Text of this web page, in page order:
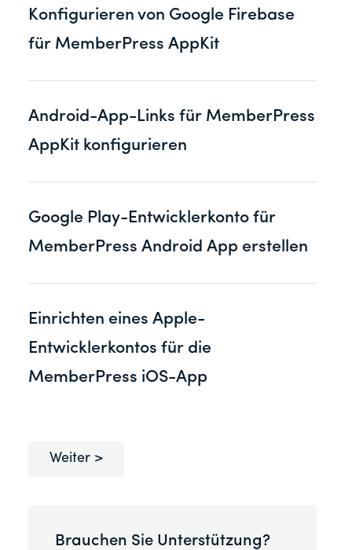
Konfigurieren von Google Firebase
für MemberPress AppKit
Android-App-Links für MemberPress
AppKit konfigurieren
Google Play-Entwicklerkonto für
MemberPress Android App erstellen
Einrichten eines Apple-
Entwicklerkontos für die
MemberPress iOS-App
Weiter
Brauchen Sie Unterstützung?